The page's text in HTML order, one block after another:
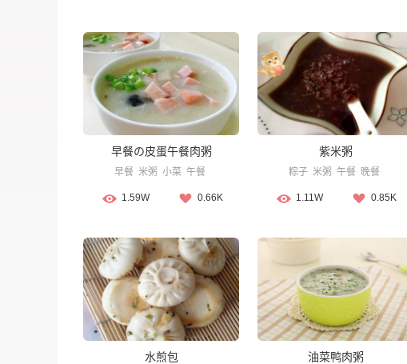
早餐の皮蛋午餐肉粥
早餐 米粥 小菜 午餐
1.59W 0.66K
紫米粥
粽子 米粥 午餐 晚餐
1.11W 0.85K
水煎包 油菜鸭肉粥